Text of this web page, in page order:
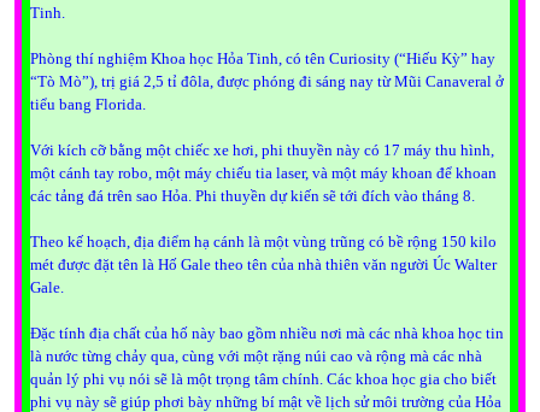
Tinh.
Phòng thí nghiệm Khoa học Hỏa Tinh, có tên Curiosity (“Hiếu Kỳ” hay
“Tò Mò”), trị giá 2,5 tỉ đôla, được phóng đi sáng nay từ Mũi Canaveral ở
tiểu bang Florida.
Với kích cỡ bằng một chiếc xe hơi, phi thuyền này có 17 máy thu hình,
một cánh tay robo, một máy chiếu tia laser, và một máy khoan để khoan
các tảng đá trên sao Hỏa. Phi thuyền dự kiến sẽ tới đích vào tháng 8.
Theo kế hoạch, địa điểm hạ cánh là một vùng trũng có bề rộng 150 kilo
mét được đặt tên là Hố Gale theo tên của nhà thiên văn người Úc Walter
Gale.
Đặc tính địa chất của hố này bao gồm nhiều nơi mà các nhà khoa học tin
là nước từng chảy qua, cùng với một rặng núi cao và rộng mà các nhà
quản lý phi vụ nói sẽ là một trọng tâm chính. Các khoa học gia cho biết
phi vụ này sẽ giúp phơi bày những bí mật về lịch sử môi trường của Hỏa